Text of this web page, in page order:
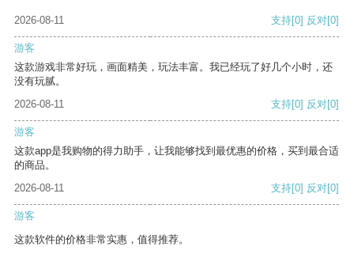
2026-08-11 支持[0] 反对[0]
游客
这款游戏非常好玩，画面精美，玩法丰富。我已经玩了好几个小时，还
没有玩腻。
2026-08-11
支持[0] 反对[0]
游客
这款app是我购物的得力助手，让我能够找到最优惠的价格，买到最合适
的商品。
2026-08-11
支持[0] 反对[0]
游客
这款软件的价格非常实惠，值得推荐。